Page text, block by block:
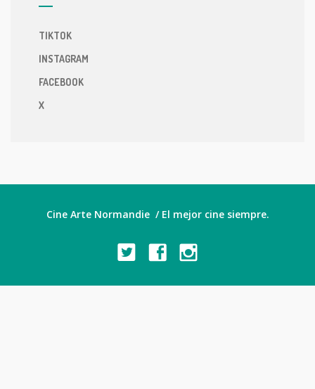
TIKTOK
INSTAGRAM
FACEBOOK
X
Cine Arte Normandie / El mejor cine siempre.